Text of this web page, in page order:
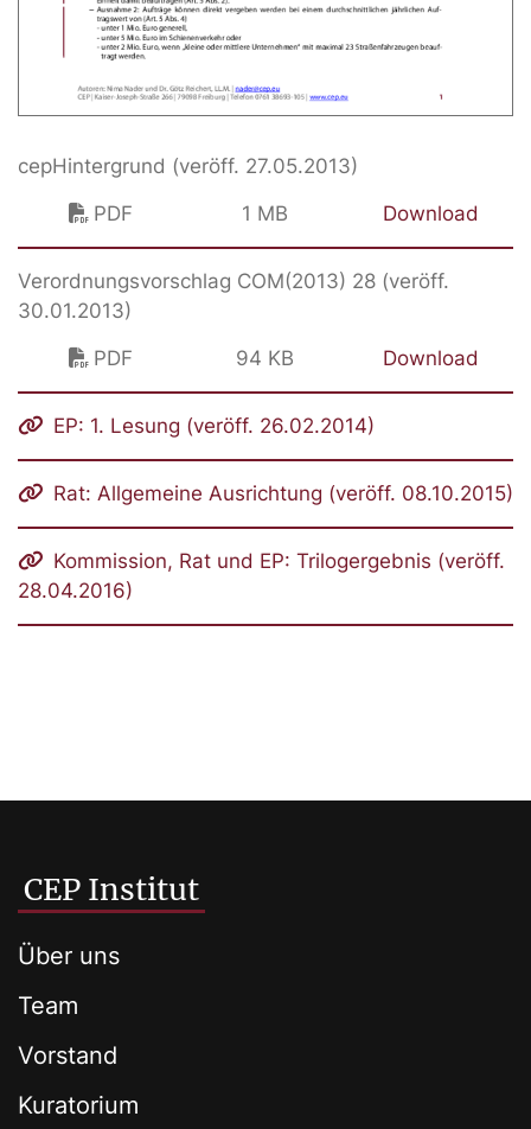
cepHintergrund (veröff. 27.05.2013)
PDF
1 MB Download
Verordnungsvorschlag COM(2013) 28 (veröff.
30.01.2013)
PDF
94 KB Download
EP: 1. Lesung (veröff. 26.02.2014)
Rat: Allgemeine Ausrichtung (veröff. 08.10.2015)
Kommission, Rat und EP: Trilogergebnis (veröff.
28.04.2016)
CEP Institut
Über uns
Team
Vorstand
Kuratorium